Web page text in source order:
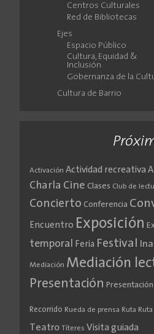
Centros Culturales
Red de Bibliotecas
Ejes
Espacio Público
Cultura, Equidad &
Inclusión
Gobernanza de la
Cultura de Barrio
Activación Actividad recreativa
Charla Cine Clases Club de
Concierto Conferencia
Encuentro Exposición
temporal
Feria Festival
Mediación Mediación
Presentación
Recorrido Rueda de prensa Ruta
Teatro Títeres Visita guiada